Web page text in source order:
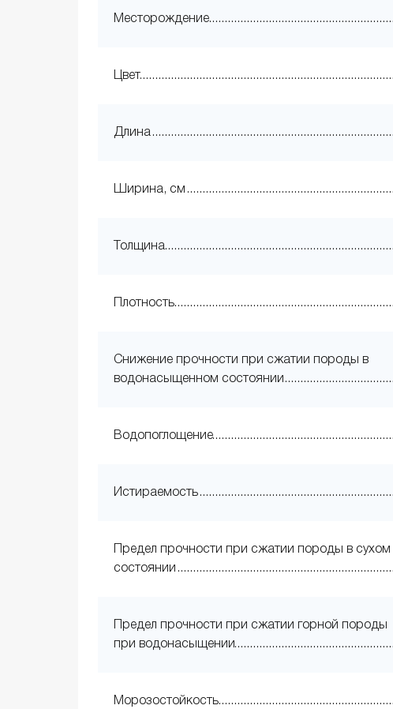
Месторождение
Цвет
Длина
Ширина, см
Толщина
Плотность
Снижение прочности при сжатии породы в
водонасыщенном состоянии
Водопоглощение
Истираемость
Предел прочности при сжатии породы в сухом
состоянии
Предел прочности при сжатии горной породы
при водонасыщении
Морозостойкость